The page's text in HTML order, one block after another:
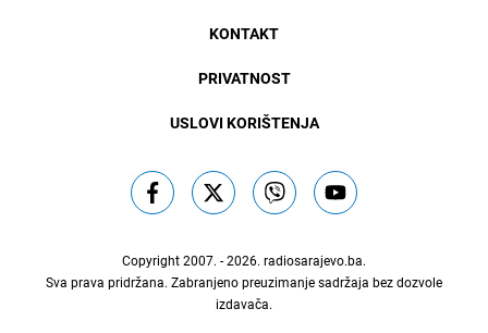
KONTAKT
PRIVATNOST
USLOVI KORIŠTENJA
Copyright 2007. - 2026. radiosarajevo.ba.
Sva prava pridržana. Zabranjeno preuzimanje sadržaja bez dozvole
izdavača.